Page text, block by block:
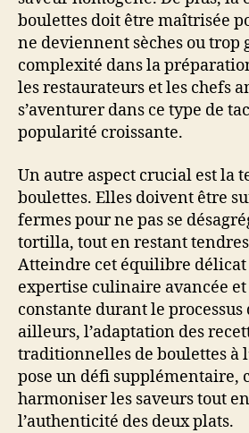
boulettes doit être maîtrisée
ne deviennent sèches ou trop
complexité dans la
les restaurateurs et les chefs
s’aventurer dans ce type de
popularité croissante.
Un autre aspect crucial est la
boulettes. Elles doivent être
fermes pour ne pas se
tortilla, tout en restant
Atteindre cet équilibre délicat
expertise culinaire avancée
constante durant le processus
ailleurs, l’adaptation des
traditionnelles de boulettes à
pose un défi supplémentaire,
harmoniser les saveurs tout
l’authenticité des deux plats.